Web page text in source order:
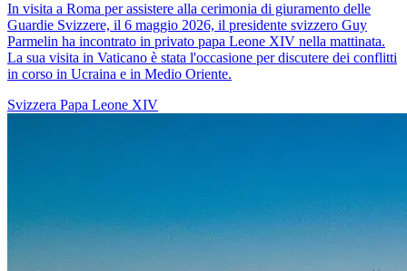
In visita a Roma per assistere alla cerimonia di giuramento delle
Guardie Svizzere, il 6 maggio 2026, il presidente svizzero Guy
Parmelin ha incontrato in privato papa Leone XIV nella mattinata.
La sua visita in Vaticano è stata l'occasione per discutere dei conflitti
in corso in Ucraina e in Medio Oriente.
Svizzera Papa Leone XIV